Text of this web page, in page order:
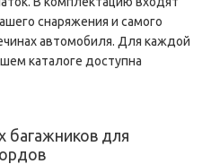
снаряжения и самого
автомобиля. Для каждой
каталоге доступна
для